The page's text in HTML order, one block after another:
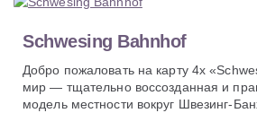
Schwesing Bahnhof
Добро пожаловать на карту 4x
мир — тщательно воссозданная и
модель местности вокруг Швезинг-